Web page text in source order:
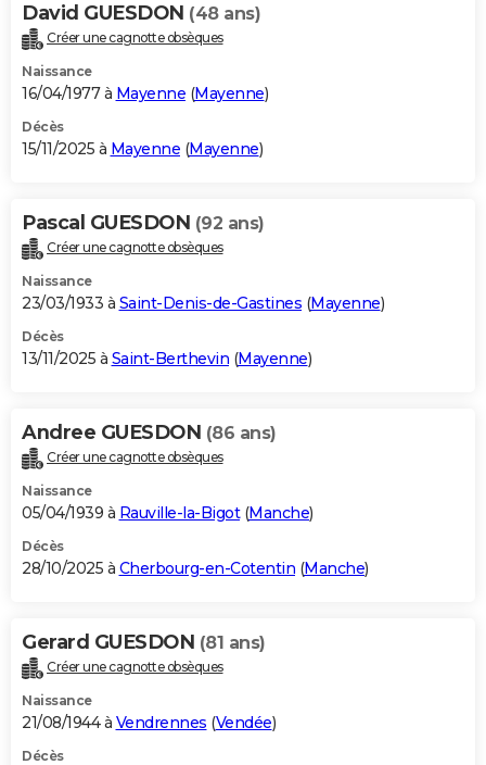
David GUESDON (48 ans)
Créer une cagnotte obsèques
Naissance
16/04/1977 à Mayenne (Mayenne)
Décès
15/11/2025 à Mayenne (Mayenne)
Pascal GUESDON (92 ans)
Créer une cagnotte obsèques
Naissance
23/03/1933 à Saint-Denis-de-Gastines (Mayenne)
Décès
13/11/2025 à Saint-Berthevin (Mayenne)
Andree GUESDON (86 ans)
Créer une cagnotte obsèques
Naissance
05/04/1939 à Rauville-la-Bigot(Manche)
Décès
28/10/2025 à Cherbourg-en-Cotentin (Manche)
Gerard GUESDON (81 ans)
Créer une cagnotte obsèques
Naissance
21/08/1944 à Vendrennes (Vendée)
Décès